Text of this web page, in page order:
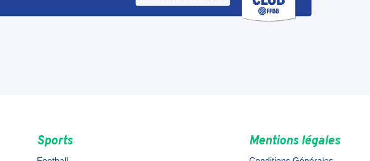
Sports Mentions légales